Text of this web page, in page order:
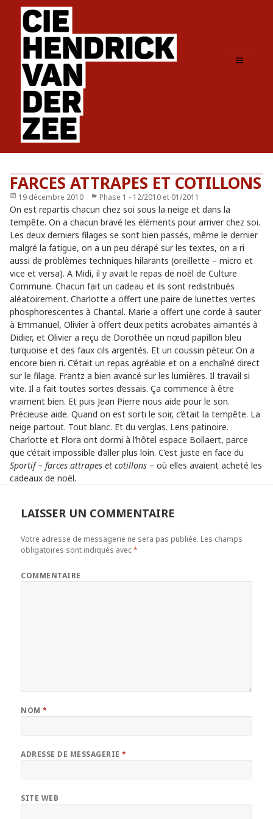
FARCES ATTRAPES ET COTILLONS
Publié
le
19 décembre 2010 Catégories
Phase 1 - 12/2010 et 01/2011
On est repartis chacun chez soi sous la neige et dans la
tempête. On a chacun bravé les éléments pour arriver chez soi.
Les deux derniers filages se sont bien passés, même le dernier
malgré la fatigue, on a un peu dérapé sur les textes, on a ri
aussi de problèmes techniques hilarants (oreillette – micro et
vice et versa). A Midi, il y avait le repas de noël de Culture
Commune. Chacun fait un cadeau et ils sont redistribués
aléatoirement. Charlotte a offert une paire de lunettes vertes
phosphorescentes à Chantal. Marie a offert une corde à sauter
à Emmanuel, Olivier à offert deux petits acrobates aimantés à
Didier, et Olivier a reçu de Dorothée un nœud papillon bleu
turquoise et des faux cils argentés. Et un coussin péteur. On a
encore bien ri. C’était un repas agréable et on a enchaîné direct
sur le filage. Frantz a bien avancé sur les lumières. Il travail si
vite. Il a fait toutes sortes d’essais. Ça commence à être
vraiment bien. Et puis Jean Pierre nous aide pour le son.
Précieuse aide. Quand on est sorti le soir, c’était la tempête. La
neige partout. Tout blanc. Et du verglas. Lens patinoire.
Charlotte et Flora ont dormi à l’hôtel espace Bollaert, parce
que c’était impossible d’aller plus loin. C’est juste en face du
Sportif– farces attrapes et cotillons – où elles avaient acheté les
cadeaux de noël.
LAISSER UN COMMENTAIRE
Votre adresse de messagerie ne sera pas publiée. Les champs
obligatoires sont indiqués avec*
COMMENTAIRE
NOM*
ADRESSE DE MESSAGERIE*
SITE WEB